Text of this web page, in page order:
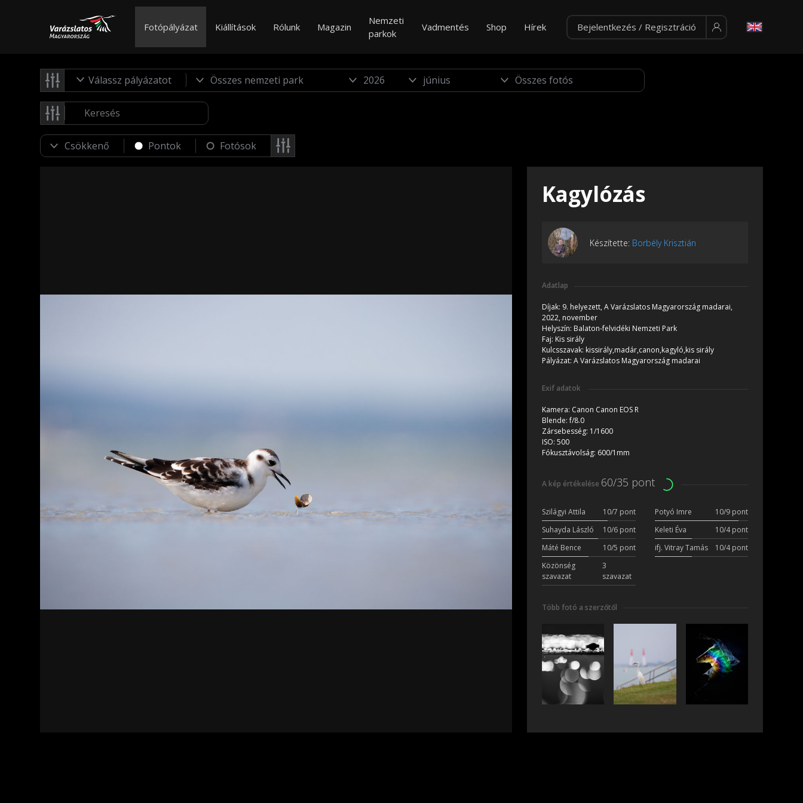
Fotópályázat Kiállítások Rólunk Magazin
Nemzeti
parkok
Vadmentés Shop Hírek Bejelentkezés / Regisztráció
Válassz pályázatot
Pontok Fotósok
Kagylózás
Készítette: Borbély Krisztián
Adatlap
Díjak: 9. helyezett, A Varázslatos Magyarország madarai,
2022, november
Helyszín: Balaton-felvidéki Nemzeti Park
Faj: Kis sirály
Kulcsszavak: kissirály,madár,canon,kagyló,kis sirály
Pályázat: A Varázslatos Magyarország madarai
Exif adatok
Kamera: Canon Canon EOS R
Blende:f/8.0
Zársebesség: 1/1600
ISO: 500
Fókusztávolság: 600/1mm
A kép értékelése 60/35 pont
Szilágyi Attila 10/7 pont Potyó Imre
10/9 pont
Suhayda László
10/6 pont Keleti Éva
10/4 pont
Máté Bence
10/5 pont ifj. Vitray Tamás
10/4 pont
Közönség
szavazat
3
szavazat
Több fotó a szerzőtől